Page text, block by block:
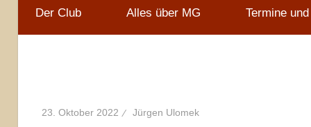
Der Club Alles über MG Termine
23. Oktober 2022 Jürgen Ulomek